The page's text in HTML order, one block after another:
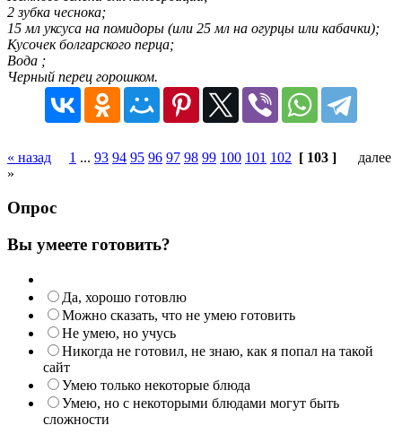
2 зубка чеснока;
15 мл уксуса на помидоры (или 25 мл на огурцы или кабачки);
Кусочек болгарского перца;
Вода ;
Черный перец горошком.
« назад 1 ... 93 94 95 96 97 98 99 100 101 102 [ 103 ] далее
»
Опрос
Вы умеете готовить?
Да, хорошо готовлю
Можно сказать, что не умею готовить
Не умею, но учусь
Никогда не готовил, не знаю, как я попал на такой
сайт
Умею только некоторые блюда
Умею, но с некоторыми блюдами могут быть
сложности